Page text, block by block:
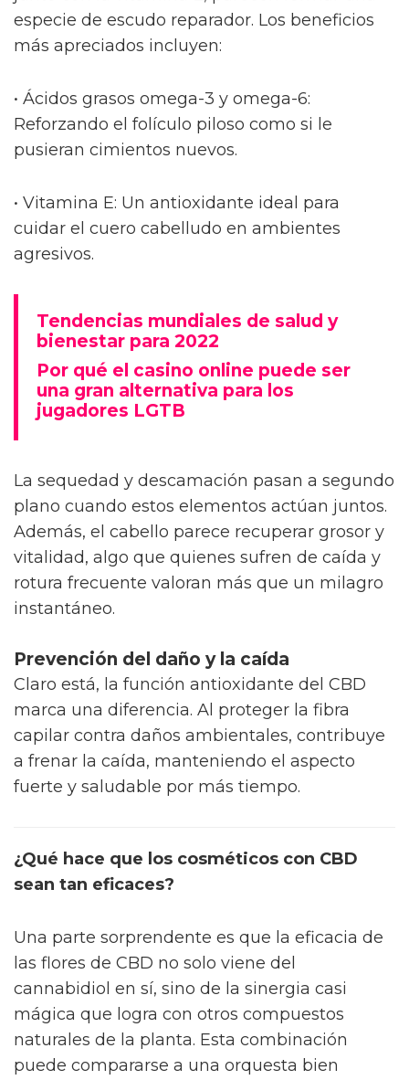
especie de escudo reparador. Los beneficios
más apreciados incluyen:
• Ácidos grasos omega-3 y omega-6:
Reforzando el folículo piloso como si le
pusieran cimientos nuevos.
• Vitamina E: Un antioxidante ideal para
cuidar el cuero cabelludo en ambientes
agresivos.
Tendencias mundiales de salud y
bienestar para 2022
Por qué el casino online puede ser
una gran alternativa para los
jugadores LGTB
La sequedad y descamación pasan a segundo
plano cuando estos elementos actúan juntos.
Además, el cabello parece recuperar grosor y
vitalidad, algo que quienes sufren de caída y
rotura frecuente valoran más que un milagro
instantáneo.
Prevención del daño y la caída
Claro está, la función antioxidante del CBD
marca una diferencia. Al proteger la fibra
capilar contra daños ambientales, contribuye
a frenar la caída, manteniendo el aspecto
fuerte y saludable por más tiempo.
¿Qué hace que los cosméticos con CBD
sean tan eficaces?
Una parte sorprendente es que la eficacia de
las flores de CBD no solo viene del
cannabidiol en sí, sino de la sinergia casi
mágica que logra con otros compuestos
naturales de la planta. Esta combinación
puede compararse a una orquesta bien